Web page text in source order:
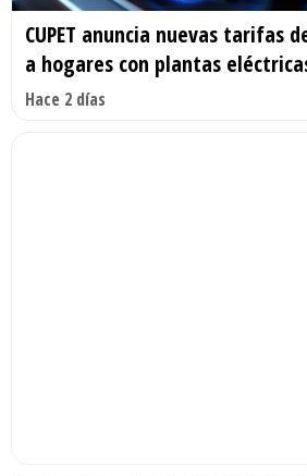
CUPET anuncia nuevas tarifas
a hogares con plantas
Hace 2 días